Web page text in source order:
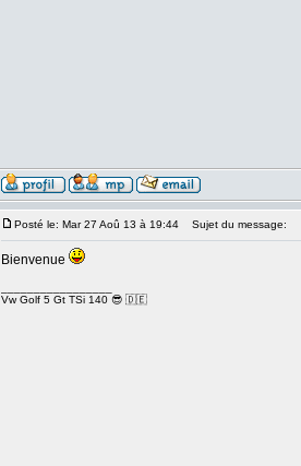
Posté le: Mar 27 Aoû 13 à 19:44 Sujet du message:
Bienvenue
Vw Golf 5 Gt TSi 140 😎 🇩🇪